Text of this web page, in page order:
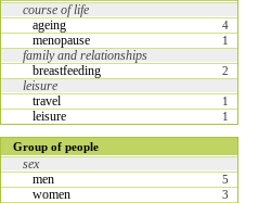
course of life
ageing
4
menopause 1
family and relationships
breastfeeding
2
leisure
travel
1
leisure 1
Group of people
sex
men
5
women 3